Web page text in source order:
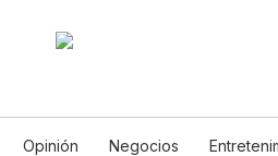
Opinión Negocios